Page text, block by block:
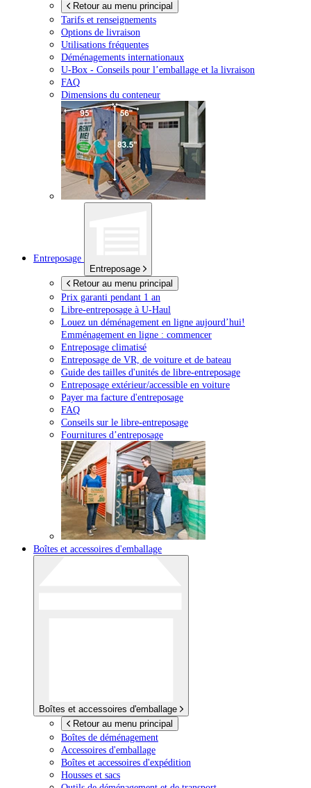
Retour au menu principal
Tarifs et renseignements
Options de livraison
Utilisations fréquentes
Déménagements internationaux
U-Box - Conseils pour l’emballage et la livraison
FAQ
Dimensions du conteneur
Entreposage
Entreposage
Retour au menu principal
Prix garanti pendant 1 an
Libre-entreposage à U-Haul
Louez un déménagement en ligne aujourd’hui!
Emménagement en ligne : commencer
Entreposage climatisé
Entreposage de VR, de voiture et de bateau
Guide des tailles d'unités de libre-entreposage
Entreposage extérieur/accessible en voiture
Payer ma facture d'entreposage
FAQ
Conseils sur le libre-entreposage
Fournitures d’entreposage
Boîtes et accessoires d'emballage
Boîtes et accessoires d'emballage
Retour au menu principal
Boîtes de déménagement
Accessoires d'emballage
Boîtes et accessoires d'expédition
Housses et sacs